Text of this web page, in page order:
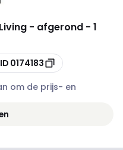
- afgerond - 1
0174183
om de prijs- en